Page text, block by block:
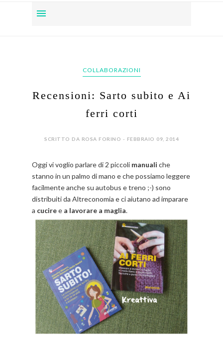
COLLABORAZIONI
Recensioni: Sarto subito e Ai
ferri corti
SCRITTO DA ROSA FORINO - FEBBRAIO 09, 2014
Oggi vi voglio parlare di 2 piccoli manuali che
stanno in un palmo di mano e che possiamo leggere
facilmente anche su autobus e treno ;-) sono
distribuiti da Altreconomia e ci aiutano ad imparare
a cuciree a lavorare a maglia.